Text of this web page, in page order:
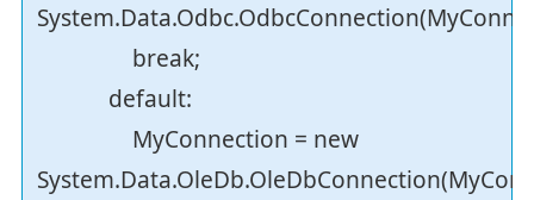
break;
default:
MyConnection = new